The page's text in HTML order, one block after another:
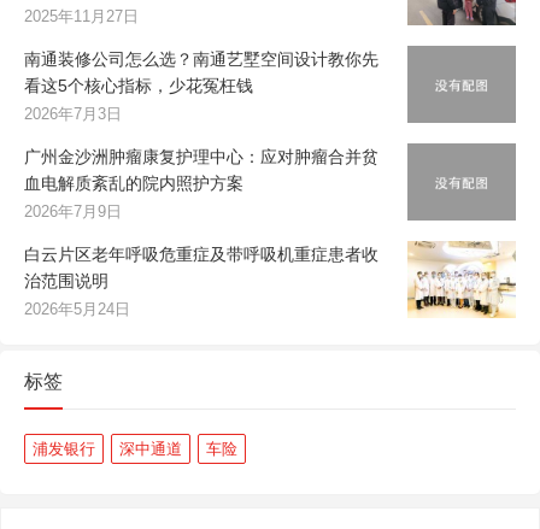
2025年11月27日
南通装修公司怎么选？南通艺墅空间设计教你先
看这5个核心指标，少花冤枉钱
2026年7月3日
广州金沙洲肿瘤康复护理中心：应对肿瘤合并贫
血电解质紊乱的院内照护方案
2026年7月9日
白云片区老年呼吸危重症及带呼吸机重症患者收
治范围说明
2026年5月24日
标签
浦发银行 深中通道 车险